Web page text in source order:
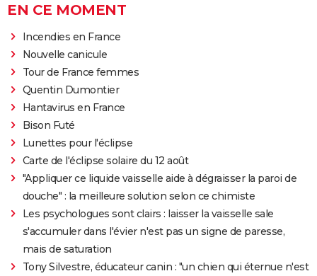
EN CE MOMENT
Incendies en France
Nouvelle canicule
Tour de France femmes
Quentin Dumontier
Hantavirus en France
Bison Futé
Lunettes pour l'éclipse
Carte de l'éclipse solaire du 12 août
"Appliquer ce liquide vaisselle aide à dégraisser la paroi de
douche" : la meilleure solution selon ce chimiste
Les psychologues sont clairs : laisser la vaisselle sale
s'accumuler dans l'évier n'est pas un signe de paresse,
mais de saturation
Tony Silvestre, éducateur canin : "un chien qui éternue n'est